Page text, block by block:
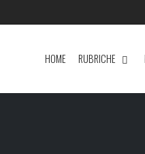
HOME RUBRICHE